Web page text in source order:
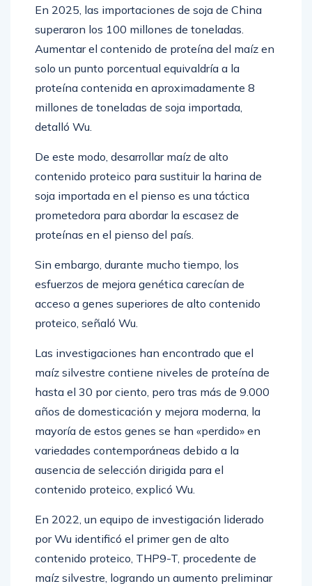
En 2025, las importaciones de soja de China
superaron los 100 millones de toneladas.
Aumentar el contenido de proteína del maíz en
solo un punto porcentual equivaldría a la
proteína contenida en aproximadamente 8
millones de toneladas de soja importada,
detalló Wu.
De este modo, desarrollar maíz de alto
contenido proteico para sustituir la harina de
soja importada en el pienso es una táctica
prometedora para abordar la escasez de
proteínas en el pienso del país.
Sin embargo, durante mucho tiempo, los
esfuerzos de mejora genética carecían de
acceso a genes superiores de alto contenido
proteico, señaló Wu.
Las investigaciones han encontrado que el
maíz silvestre contiene niveles de proteína de
hasta el 30 por ciento, pero tras más de 9.000
años de domesticación y mejora moderna, la
mayoría de estos genes se han «perdido» en
variedades contemporáneas debido a la
ausencia de selección dirigida para el
contenido proteico, explicó Wu.
En 2022, un equipo de investigación liderado
por Wu identificó el primer gen de alto
contenido proteico, THP9-T, procedente de
maíz silvestre, logrando un aumento preliminar